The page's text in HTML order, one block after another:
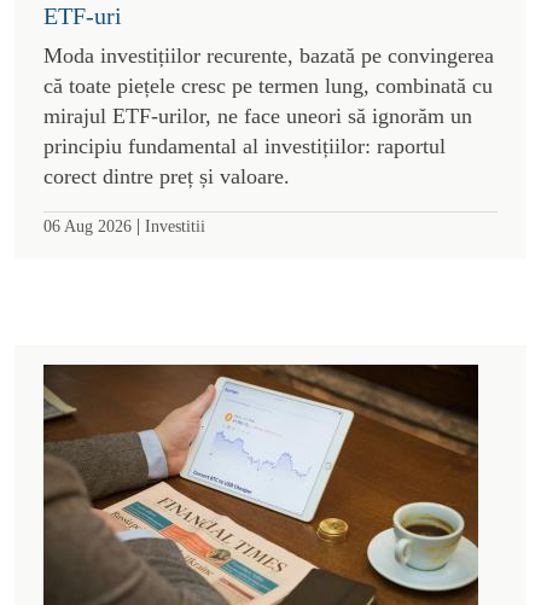
ETF-uri
Moda investițiilor recurente, bazată pe convingerea
că toate piețele cresc pe termen lung, combinată cu
mirajul ETF-urilor, ne face uneori să ignorăm un
principiu fundamental al investițiilor: raportul
corect dintre preț și valoare.
06 Aug 2026 | Investitii